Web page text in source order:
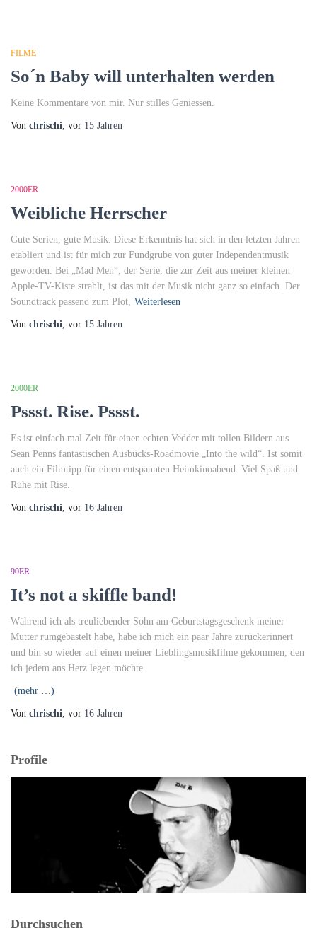
FILME
So´n Baby will unterhalten werden
Keine Kommentare von mir. Nur stilles Geniessen.
Von chrischi , vor 15 Jahren
2000ER
Weibliche Herrscher
Gute Serien, gute Musik. Diese Erkenntnis hat sich in den letzten Jahren
etabliert und ist für mich zur Fundgrube von guter Independentmusik
geworden. Bei „Mad Men“, der Serie, die zur Zeit aus meiner kleinen
Apple-TV-Kiste strahlt, ist das mit der Musik nicht ganz so einfach. Der
Soundtrack passend zum Plot, Weiterlesen
Von chrischi , vor 15 Jahren
2000ER
Pssst. Rise. Pssst.
Es ist einfach mal Zeit für einen echten Vedder mit tollen Bildern aus
Sean Penns fantastischen Ausbücks-Roadmovie „Into the wild“. Ist somit
auch ein Filmtipp für einen entspannten Heimkinoabend. Viel Spaß und
Ruhe mit Rise.
Von chrischi , vor 16 Jahren
90ER
It’s not a skiffle band!
Während ich als treuliebender Sohn am Geburtstagsgeschenk meiner
Mutter rumgebastelt habe, habe ich mich ein paar Jahre zurückerinnert
und bin so wieder auf einen meiner Lieblingsmusikfilme gekommen, den
ich jedem ans Herz legen möchte.
(mehr …)
Von chrischi , vor 16 Jahren
Profile
Durchsuchen